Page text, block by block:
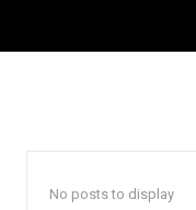
No posts to display